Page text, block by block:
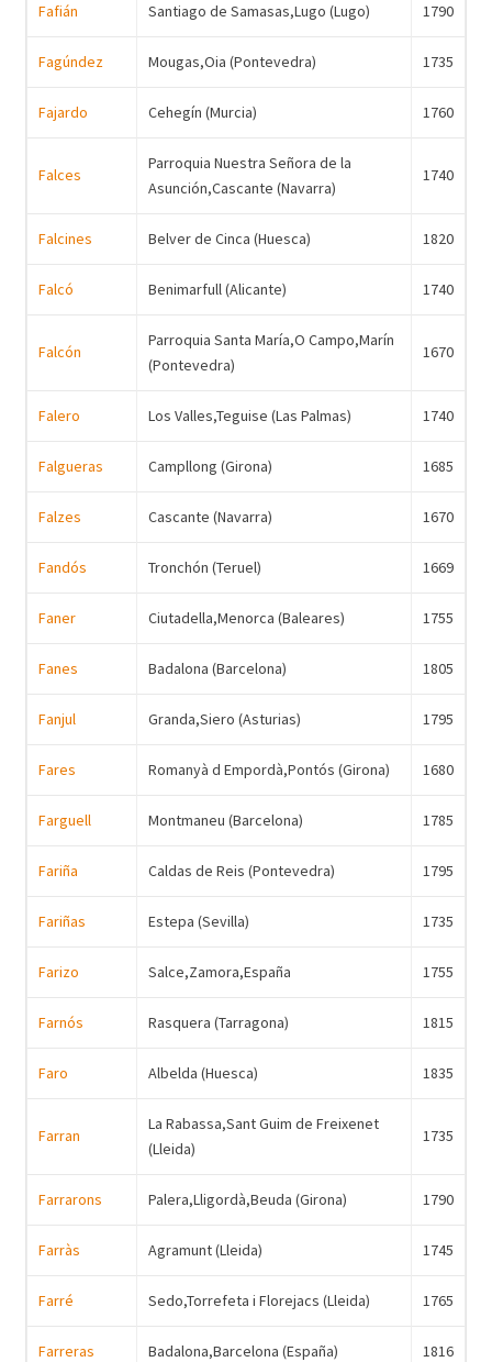
Fafián Santiago de Samasas,Lugo (Lugo) 1790
Fagúndez Mougas,Oia (Pontevedra) 1735
Fajardo Cehegín (Murcia) 1760
Falces
Parroquia Nuestra Señora de la
Asunción,Cascante (Navarra)
1740
Falcines Belver de Cinca (Huesca) 1820
Falcó Benimarfull (Alicante) 1740
Falcón
Parroquia Santa María,O Campo,Marín
(Pontevedra)
1670
Falero Los Valles,Teguise (Las Palmas) 1740
Falgueras Campllong (Girona) 1685
Falzes Cascante (Navarra) 1670
Fandós Tronchón (Teruel) 1669
Faner Ciutadella,Menorca (Baleares) 1755
Fanes Badalona (Barcelona) 1805
Fanjul Granda,Siero (Asturias) 1795
Fares Romanyà d Empordà,Pontós (Girona) 1680
Farguell Montmaneu (Barcelona) 1785
Fariña Caldas de Reis (Pontevedra) 1795
Fariñas Estepa (Sevilla) 1735
Farizo Salce,Zamora,España 1755
Farnós Rasquera (Tarragona) 1815
Faro Albelda (Huesca) 1835
Farran
La Rabassa,Sant Guim de Freixenet
(Lleida)
1735
Farrarons Palera,Lligordà,Beuda (Girona) 1790
Farràs Agramunt (Lleida) 1745
Farré Sedo,Torrefeta i Florejacs (Lleida) 1765
Farreras Badalona,Barcelona (España) 1816